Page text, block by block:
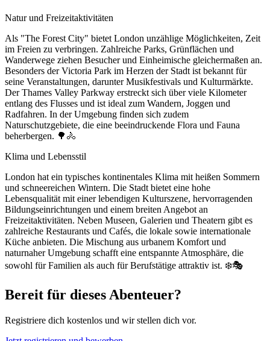
Natur und Freizeitaktivitäten
Als "The Forest City" bietet London unzählige Möglichkeiten, Zeit
im Freien zu verbringen. Zahlreiche Parks, Grünflächen und
Wanderwege ziehen Besucher und Einheimische gleichermaßen an.
Besonders der Victoria Park im Herzen der Stadt ist bekannt für
seine Veranstaltungen, darunter Musikfestivals und Kulturmärkte.
Der Thames Valley Parkway erstreckt sich über viele Kilometer
entlang des Flusses und ist ideal zum Wandern, Joggen und
Radfahren. In der Umgebung finden sich zudem
Naturschutzgebiete, die eine beeindruckende Flora und Fauna
beherbergen. 🌳🚴
Klima und Lebensstil
London hat ein typisches kontinentales Klima mit heißen Sommern
und schneereichen Wintern. Die Stadt bietet eine hohe
Lebensqualität mit einer lebendigen Kulturszene, hervorragenden
Bildungseinrichtungen und einem breiten Angebot an
Freizeitaktivitäten. Neben Museen, Galerien und Theatern gibt es
zahlreiche Restaurants und Cafés, die lokale sowie internationale
Küche anbieten. Die Mischung aus urbanem Komfort und
naturnaher Umgebung schafft eine entspannte Atmosphäre, die
sowohl für Familien als auch für Berufstätige attraktiv ist. ❄️🎭
Bereit für dieses Abenteuer?
Registriere dich kostenlos und wir stellen dich vor.